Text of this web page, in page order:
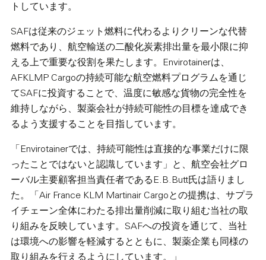
トしています。
SAFは従来のジェット燃料に代わるよりクリーンな代替
燃料であり、航空輸送の二酸化炭素排出量を最小限に抑
える上で重要な役割を果たします。Envirotainerは、
AFKLMP Cargoの持続可能な航空燃料プログラムを通じ
てSAFに投資することで、温度に敏感な貨物の完全性を
維持しながら、製薬会社が持続可能性の目標を達成でき
るよう支援することを目指しています。
「Envirotainerでは、持続可能性は直接的な事業だけに限
ったことではないと認識しています」と、航空会社グロ
ーバル主要顧客担当責任者であるE.B.Butt氏は語りまし
た。「Air France KLM Martinair Cargoとの提携は、サプラ
イチェーン全体にわたる排出量削減に取り組む当社の取
り組みを反映しています。SAFへの投資を通じて、当社
は環境への影響を軽減するとともに、製薬企業も同様の
取り組みを行えるようにしています。」